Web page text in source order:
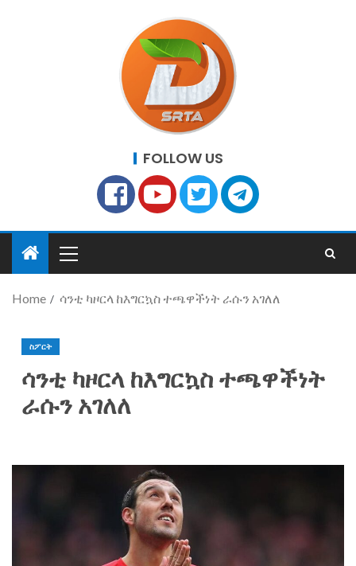
FOLLOW US
Home ሳንቲ ካዞርላ ከእግርኳስ ተጫዋችነት ራሱን አገለለ
ስፖርት
ሳንቲ ካዞርላ ከእግርኳስ ተጫዋችነት
ራሱን አገለለ